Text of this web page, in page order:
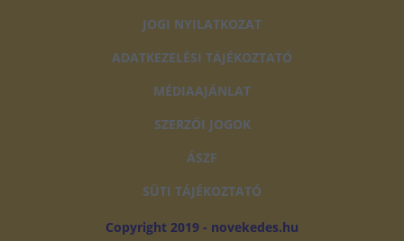
JOGI NYILATKOZAT
ADATKEZELÉSI TÁJÉKOZTATÓ
MÉDIAAJÁNLAT
SZERZŐI JOGOK
ÁSZF
SÜTI TÁJÉKOZTATÓ
Copyright 2019 - novekedes.hu